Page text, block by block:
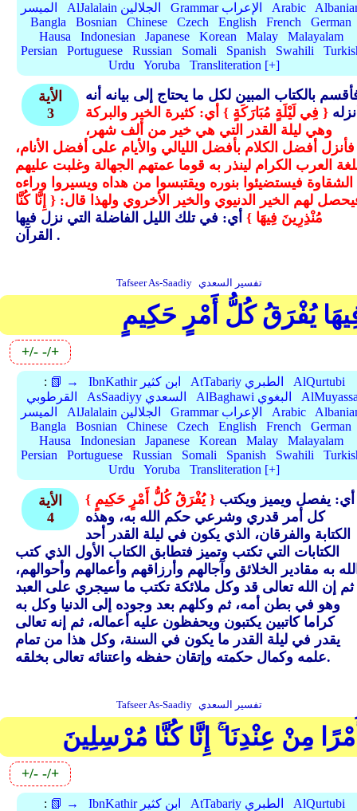
الميسر
AlJalalain الجلالين Grammar الإعراب Arabic
Bangla
Bosnian Chinese Czech English French
German
Hausa
Indonesian Japanese Korean Malay
Malayalam
Persian
Portuguese Russian Somali Spanish Swahili
Urdu
Yoruba Transliteration [+]
الأية
3
بالكتاب المبين لكل ما يحتاج إلى بيانه أنه
{ فِي لَيْلَةٍ مُبَارَكَةٍ } أي: كثيرة الخير والبركة
وهي ليلة القدر التي هي خير من ألف شهر،
فأنزل أفضل الكلام بأفضل الليالي والأيام على أفضل الأنام،
العرب الكرام لينذر به قوما عمتهم الجهالة وغلبت عليهم
الشقاوة فيستضيئوا بنوره ويقتبسوا من هداه ويسيروا وراءه
لهم الخير الدنيوي والخير الأخروي ولهذا قال: { إِنَّا كُنَّا
مُنْذِرِينَ فِيهَا }أي: في تلك الليل الفاضلة التي نزل فيها
القرآن .
Tafseer As-Saadiy تفسير السعدي
يُفْرَقُ كُلُّ أَمْرٍ حَكِيمٍ
+/--/+
: 📗 → IbnKathir ابن كثير AtTabariy الطبري
AlQurtubi
القرطوبي
AsSaadiyy السعدي AlBaghawi البغوي
الميسر
AlJalalain الجلالين Grammar الإعراب Arabic
Bangla
Bosnian Chinese Czech English French
German
Hausa
Indonesian Japanese Korean Malay
Malayalam
Persian
Portuguese Russian Somali Spanish Swahili
Urdu
Yoruba Transliteration [+]
الأية
4
{ يُفْرَقُ كُلُّ أَمْرٍ حَكِيمٍ }
كل أمر قدري وشرعي حكم الله به، وهذه
الكتابة والفرقان، الذي يكون في ليلة القدر أحد
الكتابات التي تكتب وتميز فتطابق الكتاب الأول الذي كتب
به مقادير الخلائق وآجالهم وأرزاقهم وأعمالهم وأحوالهم،
ثم إن الله تعالى قد وكل ملائكة تكتب ما سيجري على العبد
وهو في بطن أمه، ثم وكلهم بعد وجوده إلى الدنيا وكل به
كراما كاتبين يكتبون ويحفظون عليه أعماله، ثم إنه تعالى
يقدر في ليلة القدر ما يكون في السنة، وكل هذا من تمام
علمه وكمال حكمته وإتقان حفظه واعتنائه تعالى بخلقه.
Tafseer As-Saadiy تفسير السعدي
مِنْ عِنْدِنَا ۚ إِنَّا كُنَّا مُرْسِلِينَ
+/--/+
: 📗 → IbnKathir ابن كثير AtTabariy الطبري
AlQurtubi